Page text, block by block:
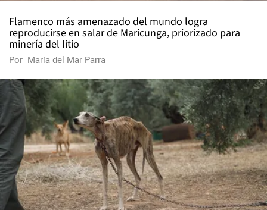
Flamenco más amenazado del mundo logra
reproducirse en salar de Maricunga, priorizado para
minería del litio
Por María del Mar Parra